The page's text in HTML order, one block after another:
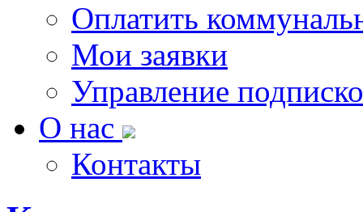
Оплатить
Мои заявки
Управление
О нас
Контакты